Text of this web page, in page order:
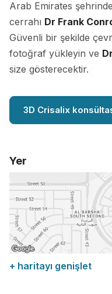
Arab Emirates
cerrahı Dr Frank
Güvenli bir şekilde
fotoğraf yükleyin ve
size gösterecektir.
3D Crisalix
Yer
+ haritayı genişlet